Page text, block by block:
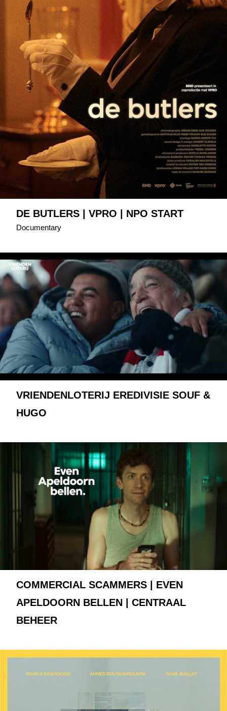
DE BUTLERS | VPRO | NPO START
Documentary
VRIENDENLOTERIJ EREDIVISIE SOUF &
HUGO
COMMERCIAL SCAMMERS | EVEN
APELDOORN BELLEN | CENTRAAL
BEHEER